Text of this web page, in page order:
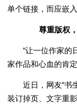
单个链接，而应嵌
尊重版权
“让一位作家的日
家作品和心血的肯
近日，网友“书生
装订掉页、文字重